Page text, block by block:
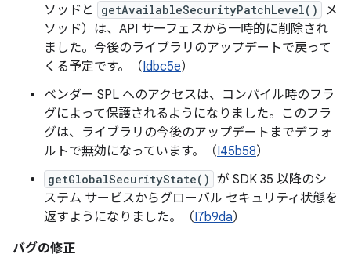
ソッドと
getAvailableSecurityPatchLevel()
メ
ソッド）は、API サーフェスから一時的に削除され
ました。今後のライブラリのアップデートで戻って
くる予定です。（Idbc5e）
ベンダー SPL へのアクセスは、コンパイル時のフラ
グによって保護されるようになりました。このフラ
グは、ライブラリの今後のアップデートまでデフォ
ルトで無効になっています。（I45b58）
getGlobalSecurityState() が SDK 35 以降のシ
ステム サービスからグローバル セキュリティ状態を
返すようになりました。（I7b9da）
バグの修正